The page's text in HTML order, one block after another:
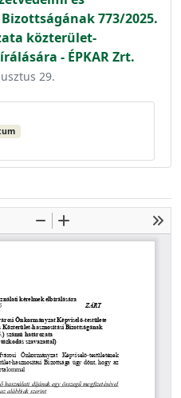
773/2025.
közterület-
- ÉPKAR Zrt.
29.